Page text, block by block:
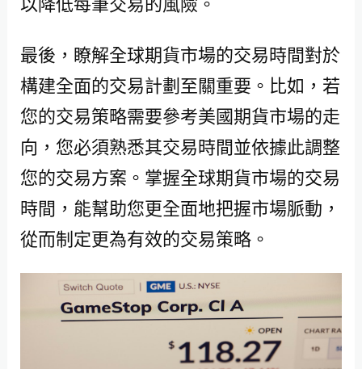
最後，瞭解全球期貨市場的交易時間對於
構建全面的交易計劃至關重要。比如，若
您的交易策略需要參考美國期貨市場的走
向，您必須熟悉其交易時間並依據此調整
您的交易方案。掌握全球期貨市場的交易
時間，能幫助您更全面地把握市場脈動，
從而制定更為有效的交易策略。